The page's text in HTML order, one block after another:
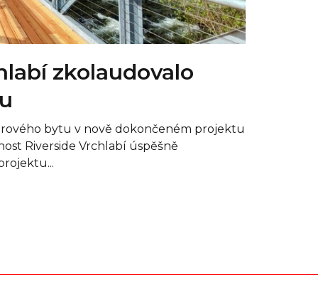
zkolaudovalo
bytu v nově dokončeném projektu
Riverside Vrchlabí úspěšně